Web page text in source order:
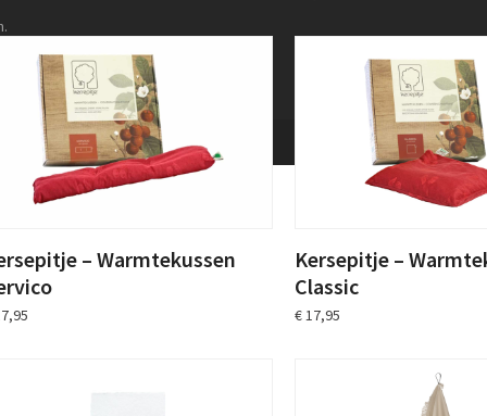
– Warmtekussen
Kersepitje –
Classic
€17,95